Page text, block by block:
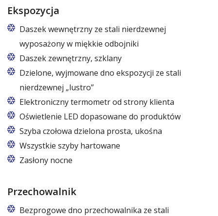
Ekspozycja
Daszek wewnętrzny ze stali nierdzewnej
wyposażony w miękkie odbojniki
Daszek zewnętrzny, szklany
Dzielone, wyjmowane dno ekspozycji ze stali
nierdzewnej „lustro”
Elektroniczny termometr od strony klienta
Oświetlenie LED dopasowane do produktów
Świetlówka LED do oświetlenia ekspozycji –
mięsna lub nabiałowa
Szyba czołowa dzielona prosta, ukośna
Wszystkie szyby hartowane
Zasłony nocne
Przechowalnik
Bezprogowe dno przechowalnika ze stali